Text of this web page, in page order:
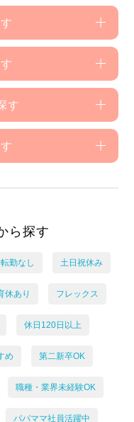
す
ら探す
転勤なし 土日祝休み
休あり フレックス
休日120日以上
め 第二新卒OK
職種・業界未経験OK
パパママ社員活躍中